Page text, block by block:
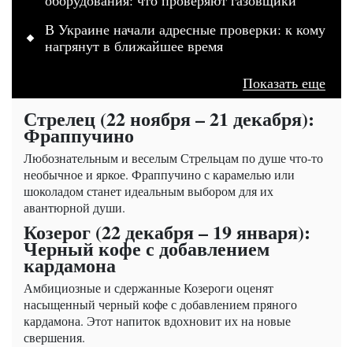
В Украине начали адресные проверки: к кому
нагрянут в ближайшее время
Показать еще
Стрелец (22 ноября – 21 декабря):
Фраппучино
Любознательным и веселым Стрельцам по душе что-то
необычное и яркое. Фраппучино с карамелью или
шоколадом станет идеальным выбором для их
авантюрной души.
Козерог (22 декабря – 19 января):
Черный кофе с добавлением
кардамона
Амбициозные и сдержанные Козероги оценят
насыщенный черный кофе с добавлением пряного
кардамона. Этот напиток вдохновит их на новые
свершения.